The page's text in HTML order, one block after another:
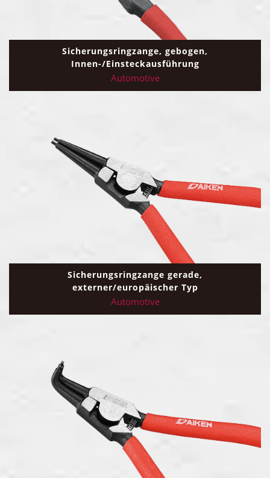
Sicherungsringzange, gebogen,
Innen-/Einsteckausführung
Automotive
Sicherungsringzange gerade,
externer/europäischer Typ
Automotive